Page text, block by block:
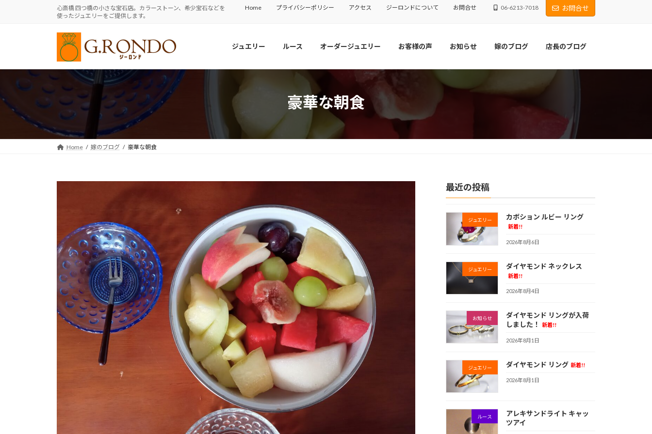
ッ
移
心斎橋 四つ橋の小さな宝石店。カラーストーン、希少宝石などを
使ったジュエリーをご提供します。
Home プライバシーポリシー アクセス ジーロンドについて お問合せ 06-6213-7018 お問合せ
ジュエリー ルース オーダージュエリー お客様の声 お知らせ 嫁のブログ 店長のブログ
豪華な朝食
Home 嫁のブログ 豪華な朝食
最近の投稿
ジュエリー カボション ルビー リング
新着!!
2026年8月6日
ジュエリー ダイヤモンド ネックレス
新着!!
2026年8月4日
お知らせ
ダイヤモンド リングが入荷
しました！
新着!!
2026年8月1日
ジュエリー ダイヤモンド リング 新着!!
2026年8月1日
ルース
アレキサンドライト キャッ
ツアイ